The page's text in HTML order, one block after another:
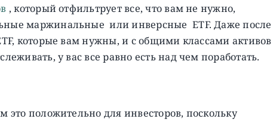
, который отфильтрует все, что вам не нужно,
маржинальные или инверсные ETF. Даже после
которые вам нужны, и с общими классами активов
у вас все равно есть над чем поработать.
это положительно для инвесторов, поскольку